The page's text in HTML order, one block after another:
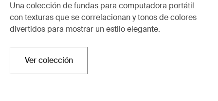
Una colección de fundas para computadora portátil
con texturas que se correlacionan y tonos de colores
divertidos para mostrar un estilo elegante.
Ver colección